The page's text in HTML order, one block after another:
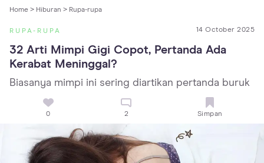
Home > Hiburan > Rupa-rupa
RUPA-RUPA 14 October 2025
32 Arti Mimpi Gigi Copot, Pertanda Ada
Kerabat Meninggal?
Biasanya mimpi ini sering diartikan pertanda buruk
0 2 Simpan